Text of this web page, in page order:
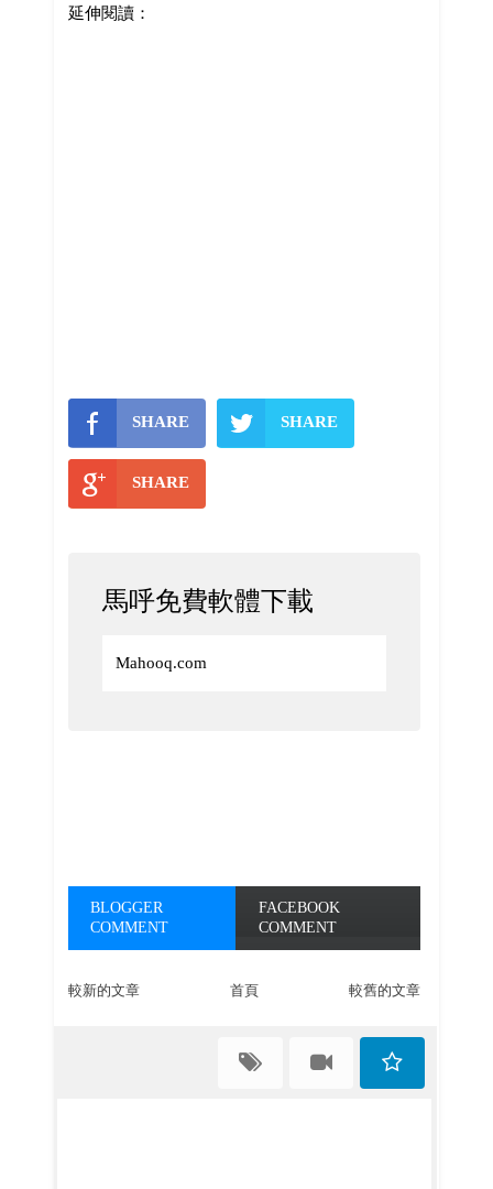
延伸閱讀：
SHARE SHARE
SHARE
馬呼免費軟體下載
Mahooq.com
BLOGGER
COMMENT
FACEBOOK
COMMENT
較新的文章 較舊的文章
首頁